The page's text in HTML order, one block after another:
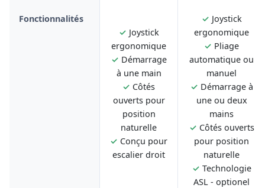
Fonctionnalités
✓ Joystick
ergonomique
✓ Démarrage
à une main
✓ Côtés
ouverts pour
position
naturelle
✓ Conçu pour
escalier droit
✓ Joystick
ergonomique
✓ Pliage
automatique ou
manuel
✓ Démarrage à
une ou deux
mains
✓ Côtés ouverts
pour position
naturelle
✓ Technologie
ASL - optionel